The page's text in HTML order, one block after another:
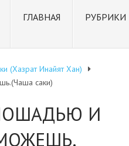
ГЛАВНАЯ РУБРИКИ
(Хазрат Инайят Хан)
саки)
И